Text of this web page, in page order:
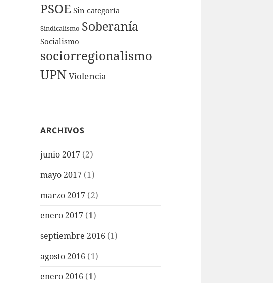
PSOE Sin categoría
Sindicalismo Soberanía
Socialismo
sociorregionalismo
UPNViolencia
ARCHIVOS
junio 2017 (2)
mayo 2017 (1)
marzo 2017 (2)
enero 2017 (1)
septiembre 2016 (1)
agosto 2016 (1)
enero 2016 (1)